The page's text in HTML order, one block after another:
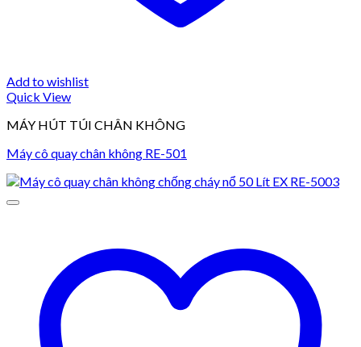
Add to wishlist
Quick View
MÁY HÚT TÚI CHÂN KHÔNG
Máy cô quay chân không RE-501